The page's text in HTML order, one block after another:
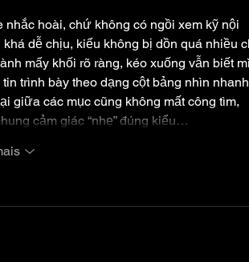
hoài, chứ không có ngồi xem kỹ nội
dễ chịu, kiểu không bị dồn quá nhiều
mấy khối rõ ràng, kéo xuống vẫn biết
trình bày theo dạng cột bảng nhìn
giữa các mục cũng không mất công tìm,
cảm giác “nhẹ” đúng kiểu…